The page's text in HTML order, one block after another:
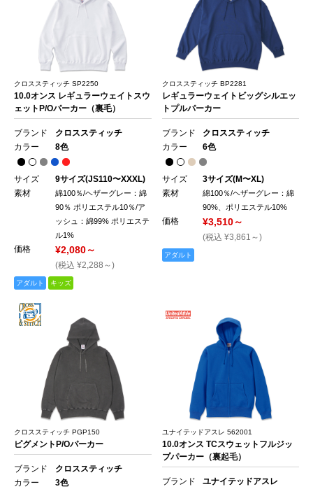
クロススティッチ SP2250
10.0オンス レギュラーウェイトスウ
ェットP/Oパーカー（裏毛）
ブランド
クロススティッチ
カラー
8色
サイズ
9サイズ(JS110〜XXXL)
素材
綿100％/ヘザーグレー：綿
90％ ポリエステル10％/ア
ッシュ：綿99% ポリエステ
ル1%
価格 ¥2,080～
(税込 ¥2,288～)
アダルト キッズ
クロススティッチ BP2281
レギュラーウェイトビッグシルエッ
トプルパーカー
ブランド
クロススティッチ
カラー
6色
サイズ
3サイズ(M〜XL)
素材
綿100％/ヘザーグレー：綿
90%、ポリエステル10%
価格 ¥3,510～
(税込 ¥3,861～)
アダルト
クロススティッチ PGP150
ピグメントP/Oパーカー
ブランド
クロススティッチ
カラー
3色
ユナイテッドアスレ 562001
10.0オンス TCスウェットフルジッ
プパーカー（裏起毛）
ブランド
ユナイテッドアスレ